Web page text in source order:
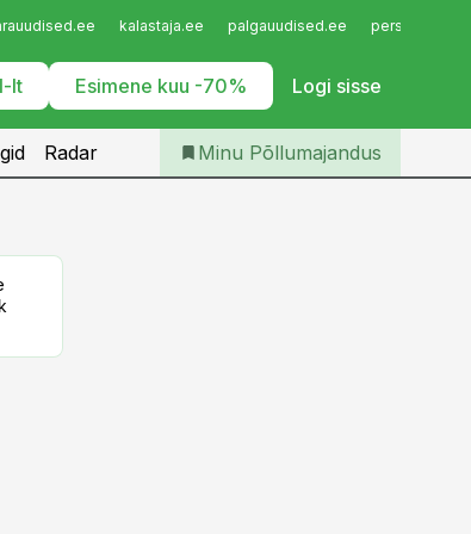
kalastaja.ee palgauudised.ee
lt Esimene kuu -70% Logi sisse
Iseteenindus
Telli Põllumajandus
Radar Minu Põllumajandus